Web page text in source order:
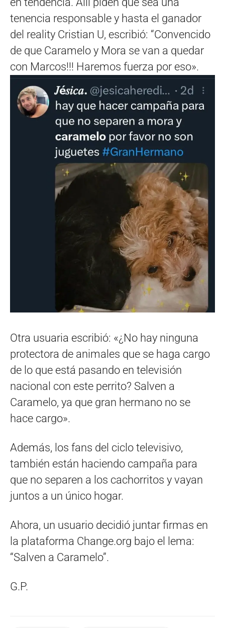
tenencia responsable y hasta el ganador
del reality Cristian U, escribió: “Convencido
de que Caramelo y Mora se van a quedar
con Marcos!!! Haremos fuerza por eso».
Otra usuaria escribió: «¿No hay ninguna
protectora de animales que se haga cargo
de lo que está pasando en televisión
nacional con este perrito? Salven a
Caramelo, ya que gran hermano no se
hace cargo».
Además, los fans del ciclo televisivo,
también están haciendo campaña para
que no separen a los cachorritos y vayan
juntos a un único hogar.
Ahora, un usuario decidió juntar firmas en
la plataforma Change.org bajo el lema:
“Salven a Caramelo”.
G.P.